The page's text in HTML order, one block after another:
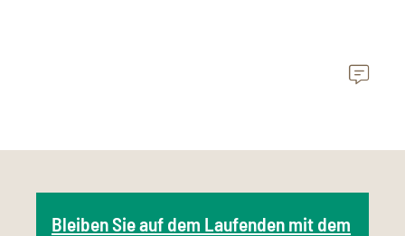
Bleiben Sie auf dem Laufenden mit dem